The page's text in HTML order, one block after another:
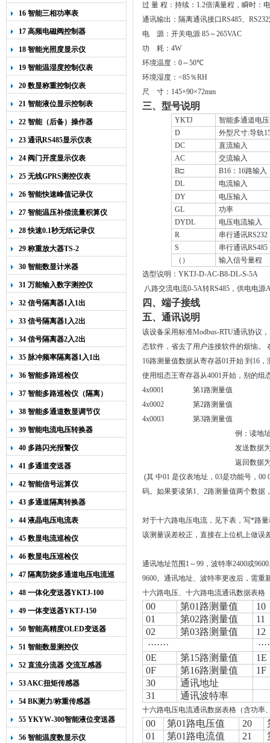
16 智能三相功率表
17 高频电磁阀控制器
18 智能光照度显示仪
19 智能温湿度控制仪表
20 数显称重控制仪表
21 智能液位显示控制表
22 智能（后备）操作器
23 通讯RS485显示仪表
24 阀门开度显示仪表
25 无线GPRS测控仪表
26 智能快速峰值记录仪
27 智能温压补偿流量积算仪
28 快速0.1秒无纸记录仪
29 称重放大器TS-2
30 智能数显计米器
31 万能输入数字测控仪
32 信号隔离器1入1出
33 信号隔离器1入2出
34 信号隔离器2入2出
35 脉冲频率隔离器1入1出
36 智能多路巡检仪
37 智能多路巡检仪（隔离）
38 智能多通道数显调节仪
39 智能电流电压转换器
40 多路闪光报警仪
41 多通道变送器
42 智能信号运算仪
43 多通道隔离转换器
44 液晶电压电流表
45 数显电流巡检仪
46 数显电压巡检仪
47 隔离防烧多通道电压电流巡
检仪
48 一体化变送器YKTJ-100
49 一体变送器YKTJ-150
50 智能高精度OLED变送器
YK-218
51 智能数显测控仪
52 直流分流器 交流互感器
53 AKC扭矩传感器
54 BK测力/称重传感器
55 YKYW-300智能液位变送器
56 智能温度数显示仪
过 量 程：持续：1.2倍满量程，瞬时：
通讯输出：隔离通讯接口RS485、 RS232
电
源：开关电源 85～265VAC
功
耗： 4W
环境温度： 0～50℃
环境湿度： <85％RH
尺
寸： 145×90×72mm
三、型号说明
YKTJ
智能多通道电
D
外型尺寸:导轨
DC
直流输入
AC
交流输入
B□ B16 ： 16路输入
DL
电流输入
DY
电压输入
GL
功率
DYDL
电压电流输入
R
串行通讯RS232
S
串行通讯RS485
（）
输入信号量程
选型说明： YKTJ-D-AC-B8-DL-S-5A
八路交流电流0-5A转RS485 ，供电电源
四、端子接线
五、通讯说明
该设备采用标准Modbus-RTU通讯协议
态软件，省去了用户连接软件的烦恼。
16路测量值数据从寄存器01开始 到16
使用组态王寄存器从4001开始，别的组
4x0001 第1路测量值
4x0002 第2路测量值
4x0003 第3路测量值
例：读地
发送数据
返回数据
(其 中01 是仪表地址，03是功能号，
码。如果要读第1、2路测量值两个数据
对于十六路电压电流，见下表， 写*路量
该测量误差校正，直接在上位机上做误
通讯地址范围1～99，波特率2400或
9600。通讯地址、波特率更改后，需重
十六路电压、十六路电流通讯数据表格
00 第01 路测量值
10
01
第02路测量值
11
02
第03路测量值
12
·······
0E
第15路测量值
1E
0F
第16路测量值
1F
30
通讯地址
31
通讯波特率
十六路电压电流通讯数据表格（含功率
00 第01 路电压值 20
01
第01 路电流值 21